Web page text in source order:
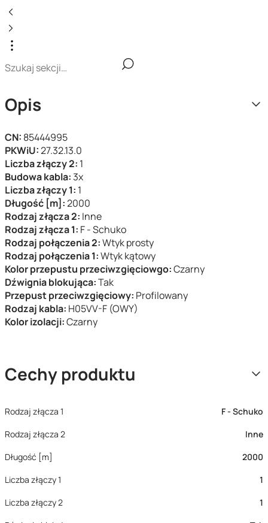
Opis
CN: 85444995
PKWiU:27.32.13.0
Liczba złączy 2: 1
Budowa kabla: 3x
Liczba złączy 1: 1
Długość [m]:2000
Rodzaj złącza 2: Inne
Rodzaj złącza 1: F - Schuko
Rodzaj połączenia 2:Wtyk prosty
Rodzaj połączenia 1:Wtyk kątowy
Kolor przepustu przeciwzgięciowgo:Czarny
Dźwignia blokująca:Tak
Przepust przeciwzgięciowy: Profilowany
Rodzaj kabla: H05VV-F (OWY)
Kolor izolacji:Czarny
Cechy produktu
Rodzaj złącza 1
F - Schuko
Rodzaj złącza 2
Inne
Długość [m]
2000
Liczba złączy 1
1
Liczba złączy 2
1